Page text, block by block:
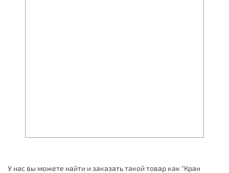
У нас вы можете найти и заказать такой товар как "Кран